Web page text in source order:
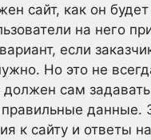
сайт, как он будет
на него
если
Но это не
должен сам
правильные данные.
к сайту и ответы